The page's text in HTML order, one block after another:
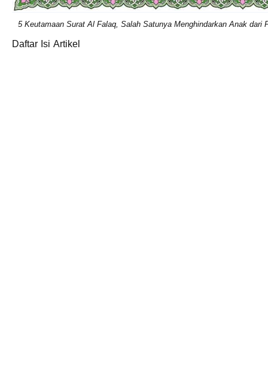
5 Keutamaan Surat Al Falaq, Salah Satunya Menghindarkan Anak dari
Daftar Isi Artikel